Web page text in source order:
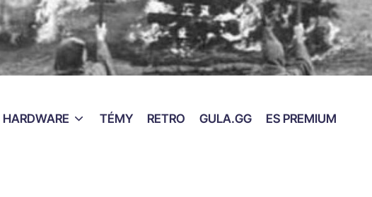
HARDWARE TÉMY RETRO GULA.GG ES PREMIUM